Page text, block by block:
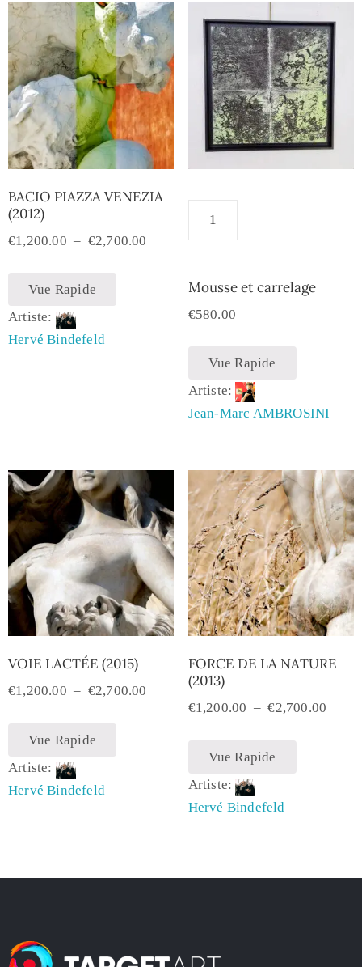
BACIO PIAZZA VENEZIA
(2012)
€1,200.00 – €2,700.00
Vue Rapide
Artiste:
Hervé Bindefeld
Mousse et carrelage
€580.00
Vue Rapide
Artiste:
Jean-Marc AMBROSINI
VOIE LACTÉE (2015)
€1,200.00 – €2,700.00
Vue Rapide
Artiste:
Hervé Bindefeld
FORCE DE LA NATURE
(2013)
€1,200.00 – €2,700.00
Vue Rapide
Artiste:
Hervé Bindefeld